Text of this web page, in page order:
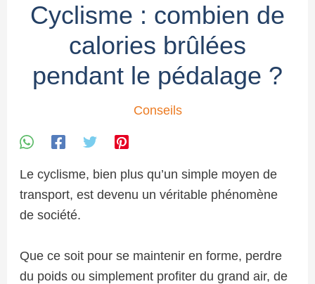
Cyclisme : combien de
calories brûlées
pendant le pédalage ?
Conseils
Le cyclisme, bien plus qu’un simple moyen de
transport, est devenu un véritable phénomène
de société.
Que ce soit pour se maintenir en forme, perdre
du poids ou simplement profiter du grand air, de